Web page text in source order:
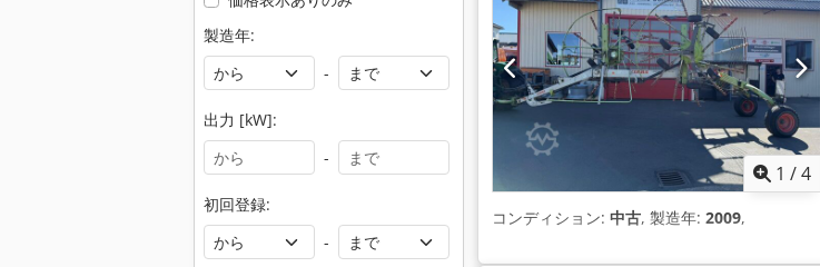
製造年:
-
出力 [kW]:
-
初回登録:
-
1 /4
コンディション: 中古, 製造年: 2009,